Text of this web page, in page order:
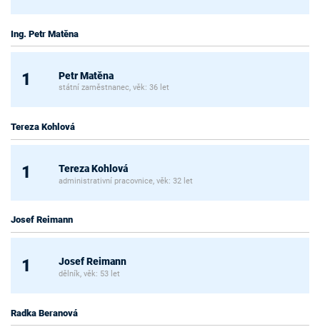
Ing. Petr Matěna
1 Petr Matěna
státní zaměstnanec, věk: 36 let
Tereza Kohlová
1 Tereza Kohlová
administrativní pracovnice, věk: 32 let
Josef Reimann
1 Josef Reimann
dělník, věk: 53 let
Radka Beranová